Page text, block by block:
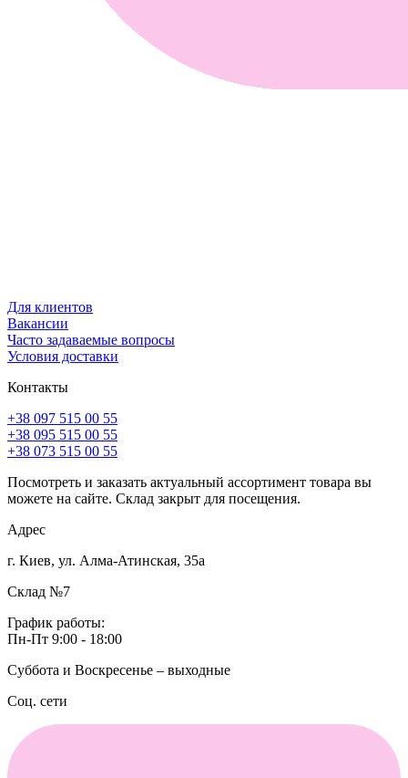
Для клиентов
Вакансии
Часто задаваемые вопросы
Условия доставки
Контакты
+38 097 515 00 55
+38 095 515 00 55
+38 073 515 00 55
Посмотреть и заказать актуальный ассортимент товара вы
можете на сайте. Склад закрыт для посещения.
Адрес
г. Киев, ул. Алма-Атинская, 35а
Склад №7
График работы:
Пн-Пт 9:00 - 18:00
Суббота и Воскресенье – выходные
Соц. сети